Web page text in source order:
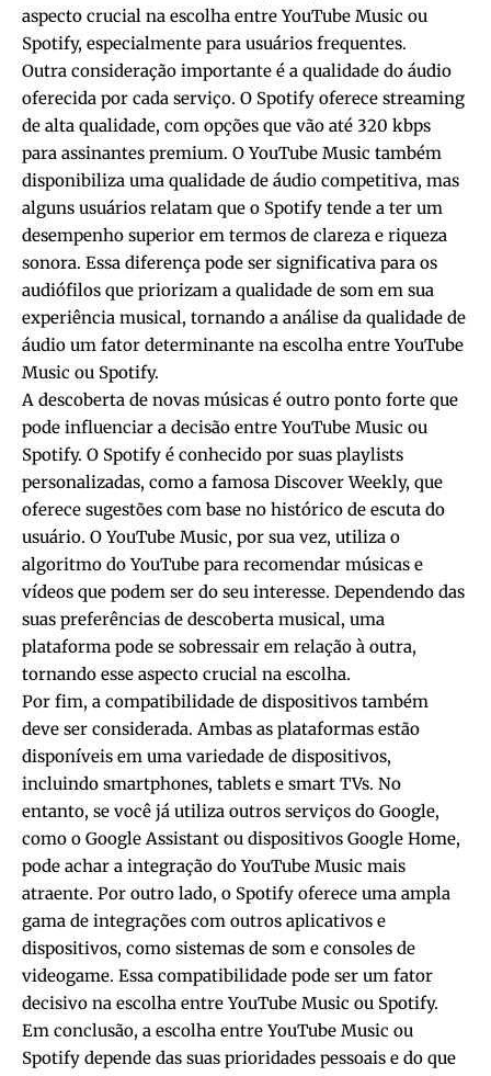
aspecto crucial na escolha entre YouTube Music ou
Spotify, especialmente para usuários frequentes.
Outra consideração importante é a qualidade do áudio
oferecida por cada serviço. O Spotify oferece streaming
de alta qualidade, com opções que vão até 320 kbps
para assinantes premium. O YouTube Music também
disponibiliza uma qualidade de áudio competitiva, mas
alguns usuários relatam que o Spotify tende a ter um
desempenho superior em termos de clareza e riqueza
sonora. Essa diferença pode ser significativa para os
audiófilos que priorizam a qualidade de som em sua
experiência musical, tornando a análise da qualidade de
áudio um fator determinante na escolha entre YouTube
Music ou Spotify.
A descoberta de novas músicas é outro ponto forte que
pode influenciar a decisão entre YouTube Music ou
Spotify. O Spotify é conhecido por suas playlists
personalizadas, como a famosa Discover Weekly, que
oferece sugestões com base no histórico de escuta do
usuário. O YouTube Music, por sua vez, utiliza o
algoritmo do YouTube para recomendar músicas e
vídeos que podem ser do seu interesse. Dependendo das
suas preferências de descoberta musical, uma
plataforma pode se sobressair em relação à outra,
tornando esse aspecto crucial na escolha.
Por fim, a compatibilidade de dispositivos também
deve ser considerada. Ambas as plataformas estão
disponíveis em uma variedade de dispositivos,
incluindo smartphones, tablets e smart TVs. No
entanto, se você já utiliza outros serviços do Google,
como o Google Assistant ou dispositivos Google Home,
pode achar a integração do YouTube Music mais
atraente. Por outro lado, o Spotify oferece uma ampla
gama de integrações com outros aplicativos e
dispositivos, como sistemas de som e consoles de
videogame. Essa compatibilidade pode ser um fator
decisivo na escolha entre YouTube Music ou Spotify.
Em conclusão, a escolha entre YouTube Music ou
Spotify depende das suas prioridades pessoais e do que